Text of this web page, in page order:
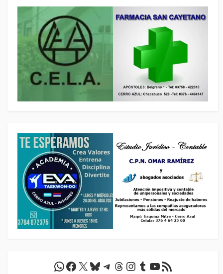
WhatsApp
Facebook
X Bluesky
Telegram
Threads
Instagram
Tumblr
YouTube
Feed RSS